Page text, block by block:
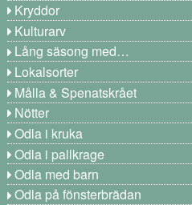
Kryddor
Kulturarv
Lång säsong med…
Lokalsorter
Målla & Spenatskrået
Nötter
Odla i kruka
Odla i pallkrage
Odla med barn
Odla på fönsterbrädan